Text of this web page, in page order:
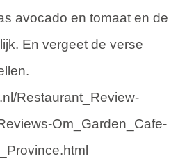
avocado en tomaat en de
En vergeet de verse
Restaurant_Review-
Om_Garden_Cafe-